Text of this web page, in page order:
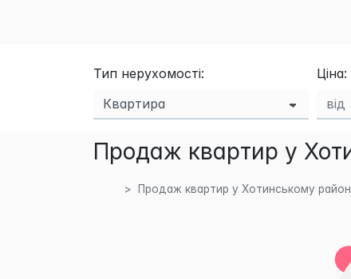
Тип нерухомості: Ціна:
Продаж квартир у
Продаж квартир у Хотинському